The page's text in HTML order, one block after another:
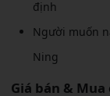
định
Người muốn
Ning
Giá bán &